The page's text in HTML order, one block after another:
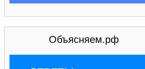
Объясняем.рф